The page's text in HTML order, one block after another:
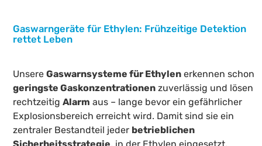
Gaswarngeräte für Ethylen: Frühzeitige Detektion
rettet Leben
UnsereGaswarnsysteme für Ethylen erkennen schon
geringste Gaskonzentrationen zuverlässig und lösen
rechtzeitigAlarm aus – lange bevor ein gefährlicher
Explosionsbereich erreicht wird. Damit sind sie ein
zentraler Bestandteil jeder betrieblichen
Sicherheitsstrategie, in der Ethylen eingesetzt,